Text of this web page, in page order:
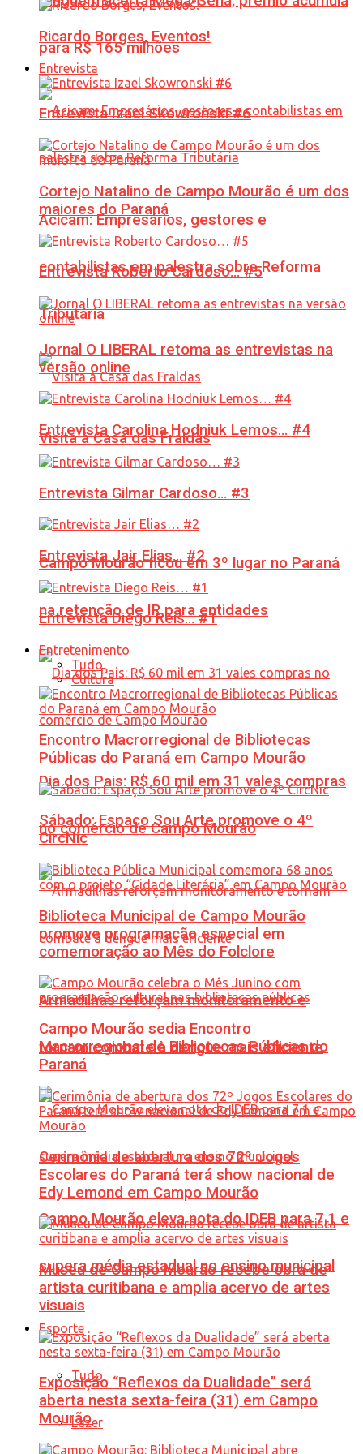
para R$ 165 milhões
Acicam: Empresários, gestores e
contabilistas em palestra sobre Reforma
Tributária
Visita à Casa das Fraldas
Campo Mourão ficou em 3º lugar no Paraná
na retenção de IR para entidades
Dia dos Pais: R$ 60 mil em 31 vales compras
no comércio de Campo Mourão
Armadilhas reforçam monitoramento e
tornam combate à dengue mais eficiente
Campo Mourão eleva nota do IDEB para 7,1 e
supera média estadual no ensino municipal
Esporte
Tudo
Lazer
Ricardo Borges, Eventos!
Entrevista
Entrevista Izael Skowronski #6
Cortejo Natalino de Campo Mourão é um dos
maiores do Paraná
Entrevista Roberto Cardoso… #5
Jornal O LIBERAL retoma as entrevistas na
versão online
Entrevista Carolina Hodniuk Lemos… #4
Entrevista Gilmar Cardoso… #3
Entrevista Jair Elias… #2
Entrevista Diego Reis… #1
Entretenimento
Tudo
Cultura
Encontro Macrorregional de Bibliotecas
Públicas do Paraná em Campo Mourão
Sábado: Espaço Sou Arte promove o 4º
CircNic
Biblioteca Municipal de Campo Mourão
promove programação especial em
comemoração ao Mês do Folclore
Campo Mourão sedia Encontro
Macrorregional de Bibliotecas Públicas do
Paraná
Cerimônia de abertura dos 72º Jogos
Escolares do Paraná terá show nacional de
Edy Lemond em Campo Mourão
Museu de Campo Mourão recebe obra de
artista curitibana e amplia acervo de artes
visuais
Exposição “Reflexos da Dualidade” será
aberta nesta sexta-feira (31) em Campo
Mourão